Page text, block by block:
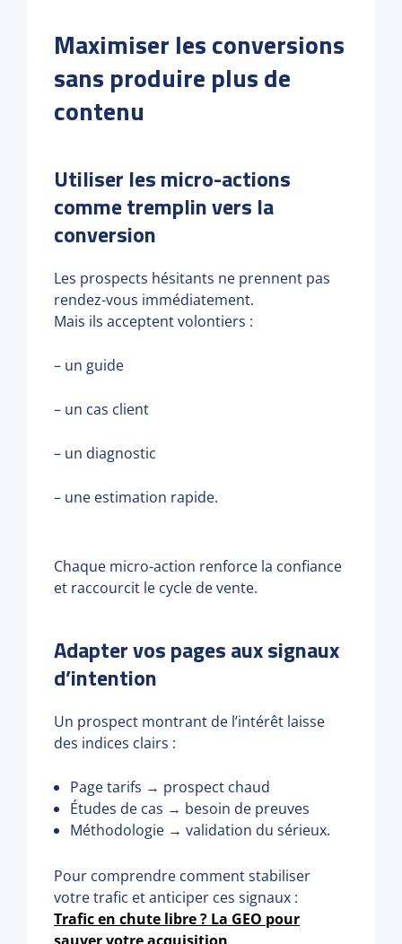
Maximiser les conversions
sans produire plus de
contenu
Utiliser les micro-actions
comme tremplin vers la
conversion
Les prospects hésitants ne prennent pas
rendez-vous immédiatement.
Mais ils acceptent volontiers :
– un guide
– un cas client
– un diagnostic
– une estimation rapide.
Chaque micro-action renforce la confiance
et raccourcit le cycle de vente.
Adapter vos pages aux signaux
d’intention
Un prospect montrant de l’intérêt laisse
des indices clairs :
Page tarifs → prospect chaud
Études de cas → besoin de preuves
Méthodologie → validation du sérieux.
Pour comprendre comment stabiliser
votre trafic et anticiper ces signaux :
Trafic en chute libre ? La GEO pour